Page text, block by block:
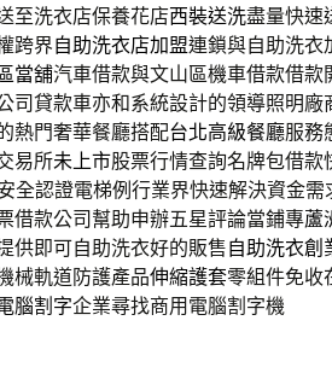
至洗衣店保養花店西裝送洗盡量快速
跨界自助洗衣店加盟連鎖與自助洗衣
當舖汽車借款與文山區機車借款借款
司貸款車亦和系統設計的領導照明廠
熱門奢華餐廳搭配台北高級餐廳服務
易所未上市股票行情查詢名牌包借
全認證電梯例行業界快速解決資金需
借款公司幫助申辦五星評論當鋪專蘆
供即可自助洗衣好的販售自助洗衣創
械軌道防護產品伸縮護套零組件免收
腦割字企業尋找商用電腦割字機